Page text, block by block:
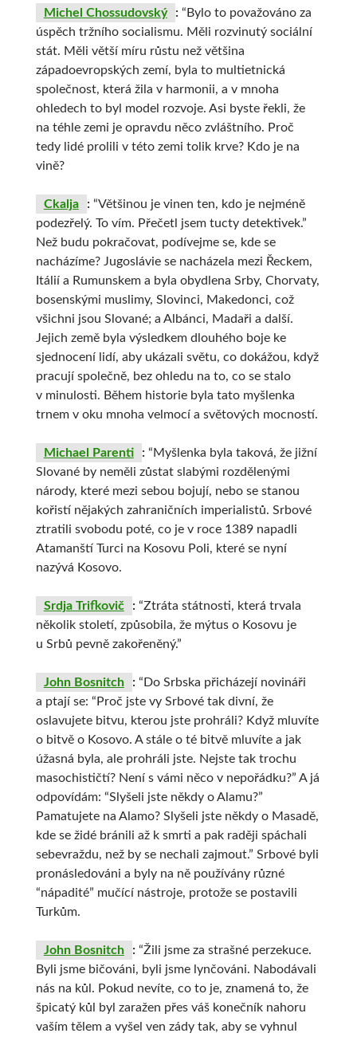
Michel Chossudovský :“Bylo to považováno za
úspěch tržního socialismu. Měli rozvinutý sociální
stát. Měli větší míru růstu než většina
západoevropských zemí, byla to multietnická
společnost, která žila v harmonii, a v mnoha
ohledech to byl model rozvoje. Asi byste řekli, že
na téhle zemi je opravdu něco zvláštního. Proč
tedy lidé prolili v této zemi tolik krve? Kdo je na
vině?
Ckalja :“Většinou je vinen ten, kdo je nejméně
podezřelý. To vím. Přečetl jsem tucty detektivek.”
Než budu pokračovat, podívejme se, kde se
nacházíme? Jugoslávie se nacházela mezi Řeckem,
Itálií a Rumunskem a byla obydlena Srby, Chorvaty,
bosenskými muslimy, Slovinci, Makedonci, což
všichni jsou Slované; a Albánci, Madaři a další.
Jejich země byla výsledkem dlouhého boje ke
sjednocení lidí, aby ukázali světu, co dokážou, když
pracují společně, bez ohledu na to, co se stalo
v minulosti. Během historie byla tato myšlenka
trnem v oku mnoha velmocí a světových mocností.
Michael Parenti :“Myšlenka byla taková, že jižní
Slované by neměli zůstat slabými rozdělenými
národy, které mezi sebou bojují, nebo se stanou
kořistí nějakých zahraničních imperialistů. Srbové
ztratili svobodu poté, co je v roce 1389 napadli
Atamanští Turci na Kosovu Poli, které se nyní
nazývá Kosovo.
Srdja Trifkovič :“Ztráta státnosti, která trvala
několik století, způsobila, že mýtus o Kosovu je
u Srbů pevně zakořeněný.”
John Bosnitch :“Do Srbska přicházejí novináři
a ptají se: “Proč jste vy Srbové tak divní, že
oslavujete bitvu, kterou jste prohráli? Když mluvíte
o bitvě o Kosovo. A stále o té bitvě mluvíte a jak
úžasná byla, ale prohráli jste. Nejste tak trochu
masochističtí? Není s vámi něco v nepořádku?” A já
odpovídám: “Slyšeli jste někdy o Alamu?”
Pamatujete na Alamo? Slyšeli jste někdy o Masadě,
kde se židé bránili až k smrti a pak raději spáchali
sebevraždu, než by se nechali zajmout.” Srbové byli
pronásledováni a byly na ně používány různé
“nápadité” mučící nástroje, protože se postavili
Turkům.
John Bosnitch :“Žili jsme za strašné perzekuce.
Byli jsme bičováni, byli jsme lynčováni. Nabodávali
nás na kůl. Pokud nevíte, co to je, znamená to, že
špicatý kůl byl zaražen přes váš konečník nahoru
vaším tělem a vyšel ven zády tak, aby se vyhnul